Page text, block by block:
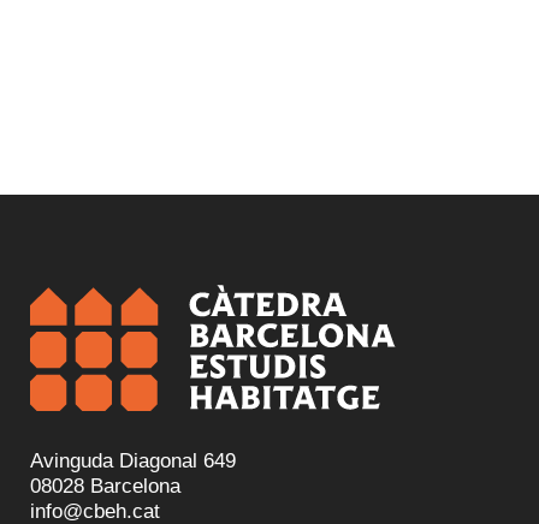
Avinguda Diagonal 649
08028 Barcelona
info@cbeh.cat